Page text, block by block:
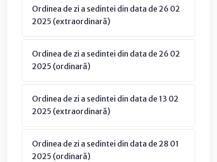
Ordinea de zi a sedintei din data de 26 02
2025 (extraordinară)
Ordinea de zi a sedintei din data de 26 02
2025 (ordinară)
Ordinea de zi a sedintei din data de 13 02
2025 (extraordinară)
Ordinea de zi a sedintei din data de 28 01
2025 (ordinară)